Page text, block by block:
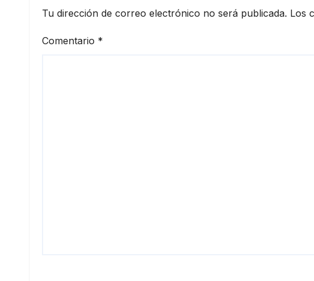
Tu dirección de correo electrónico no será publicada. Los
Comentario *